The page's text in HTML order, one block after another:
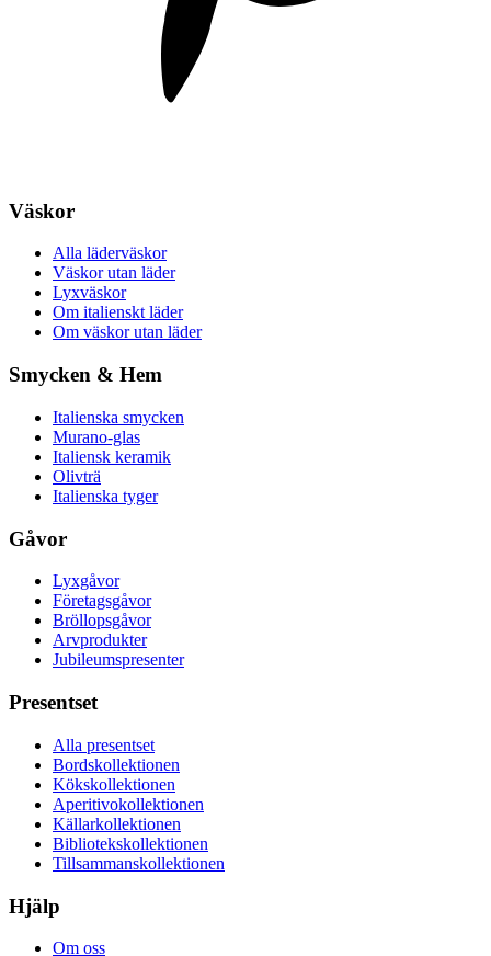
Väskor
Alla läderväskor
Väskor utan läder
Lyxväskor
Om italienskt läder
Om väskor utan läder
Smycken & Hem
Italienska smycken
Murano-glas
Italiensk keramik
Olivträ
Italienska tyger
Gåvor
Lyxgåvor
Företagsgåvor
Bröllopsgåvor
Arvprodukter
Jubileumspresenter
Presentset
Alla presentset
Bordskollektionen
Kökskollektionen
Aperitivokollektionen
Källarkollektionen
Bibliotekskollektionen
Tillsammanskollektionen
Hjälp
Om oss